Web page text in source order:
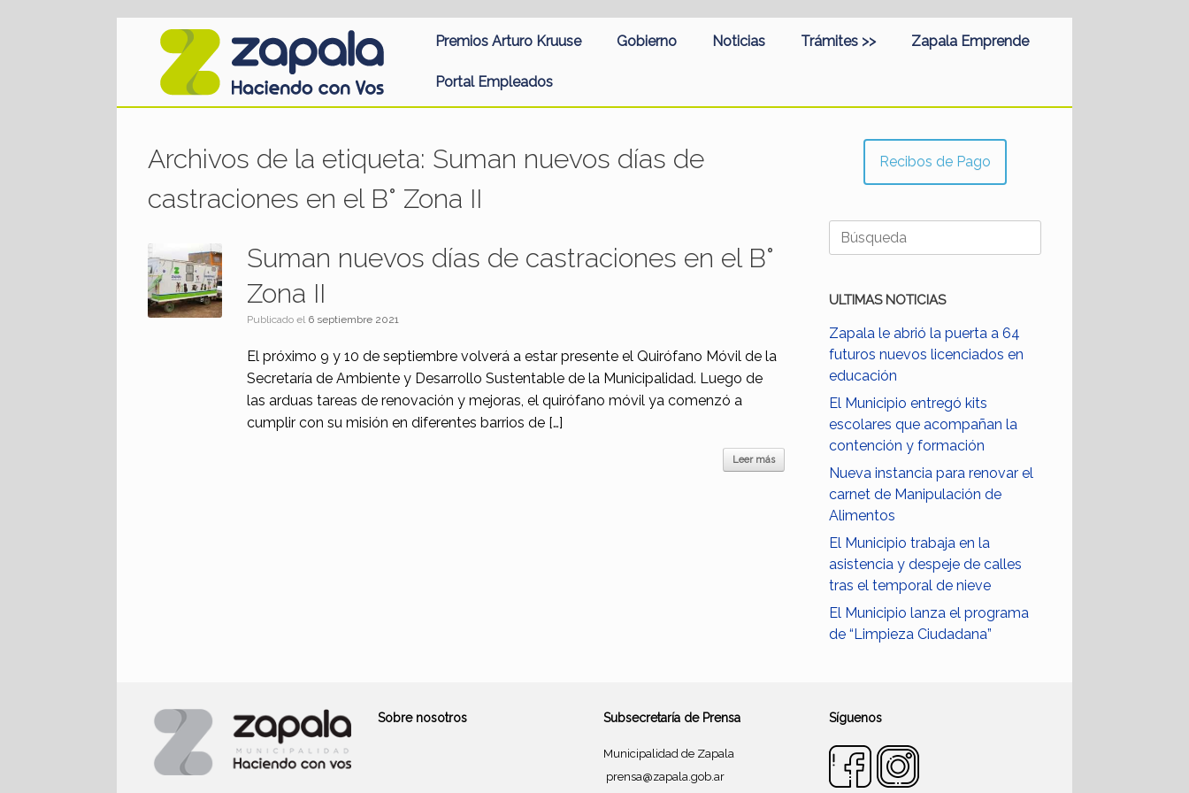
Premios Arturo Kruuse Gobierno Noticias Trámites >> Zapala Emprende
Portal Empleados
Archivos de la etiqueta: Suman nuevos días de
castraciones en el B° Zona II
Suman nuevos días de castraciones en el B°
Zona II
Publicado el 6 septiembre 2021
El próximo 9 y 10 de septiembre volverá a estar presente el Quirófano Móvil de la
Secretaría de Ambiente y Desarrollo Sustentable de la Municipalidad. Luego de
las arduas tareas de renovación y mejoras, el quirófano móvil ya comenzó a
cumplir con su misión en diferentes barrios de […]
Leer más
Recibos de Pago
Buscar:
ULTIMAS NOTICIAS
Zapala le abrió la puerta a 64
futuros nuevos licenciados en
educación
El Municipio entregó kits
escolares que acompañan la
contención y formación
Nueva instancia para renovar el
carnet de Manipulación de
Alimentos
El Municipio trabaja en la
asistencia y despeje de calles
tras el temporal de nieve
El Municipio lanza el programa
de “Limpieza Ciudadana”
Sobre nosotros Subsecretaría de Prensa
Municipalidad de Zapala
prensa@zapala.gob.ar
Síguenos